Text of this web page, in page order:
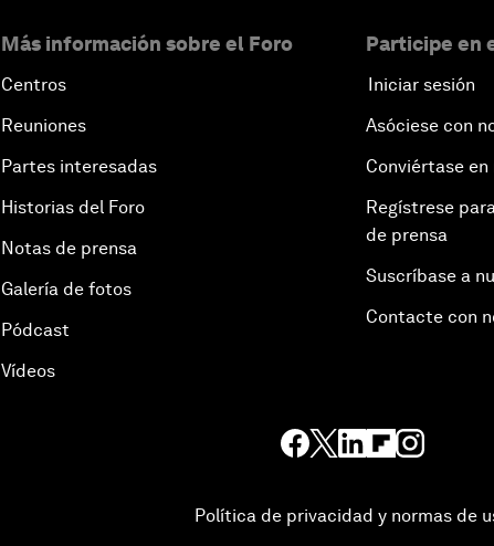
Más información sobre el Foro
Centros
Reuniones
Partes interesadas
Historias del Foro
Notas de prensa
Galería de fotos
Pódcast
Vídeos
Participe en
Iniciar sesión
Asóciese con
Conviértase
Regístrese
de prensa
Suscríbase a
Contacte con
Política de privacidad y normas de